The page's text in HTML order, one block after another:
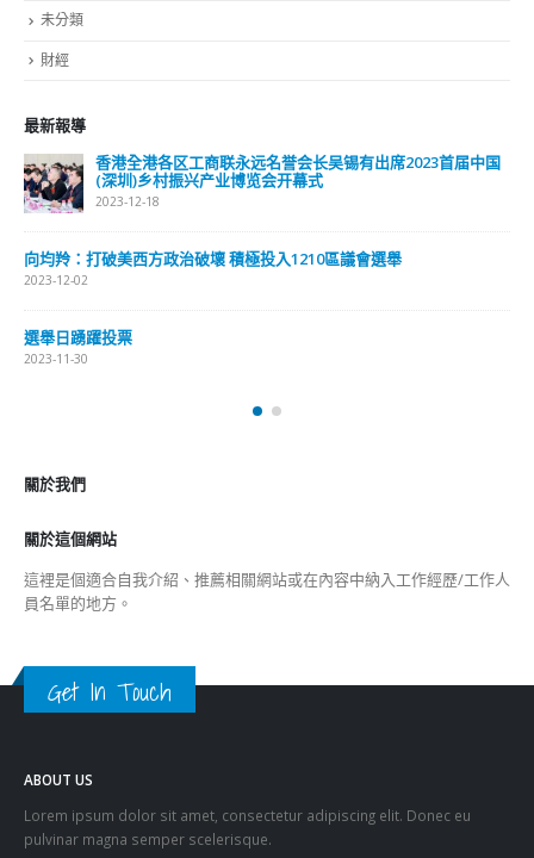
未分類
財經
最新報導
香港全港各区工商联永远名誉会长吴锡有出席2023首届中国
(深圳)乡村振兴产业博览会开幕式
2023-12-18
向均羚：打破美西方政治破壞 積極投入1210區議會選舉
2023-12-02
選舉日踴躍投票
2023-11-30
關於我們
關於這個網站
這裡是個適合自我介紹、推薦相關網站或在內容中納入工作經歷/工作人
員名單的地方。
Get In Touch
ABOUT US
Lorem ipsum dolor sit amet, consectetur adipiscing elit. Donec eu
pulvinar magna semper scelerisque.